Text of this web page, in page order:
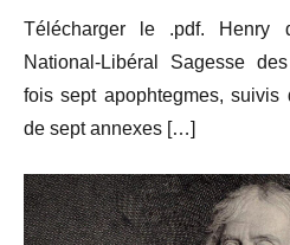
Lesquen
Télécharger le .pdf.
National-Libéral Sagesse
fois sept apophtegmes, suivis
de sept annexes […]